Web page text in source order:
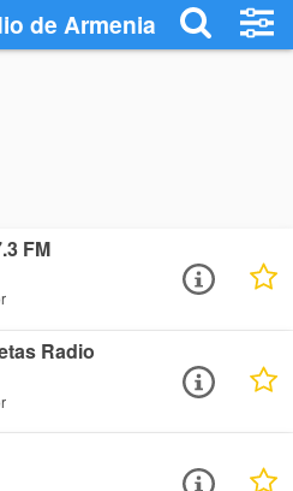
de Armenia
FM
Radio